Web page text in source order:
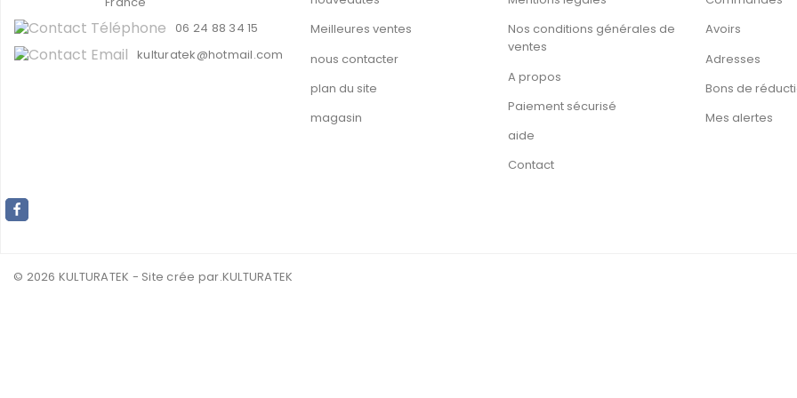
06 24 88 34 15
kulturatek@hotmail.com
Meilleures ventes
nous contacter
plan du site
magasin
Nos conditions générales de
ventes
A propos
Paiement sécurisé
aide
Contact
Avoirs
Adresses
Bons de
Mes alertes
© 2026 KULTURATEK - Site crée par.KULTURATEK